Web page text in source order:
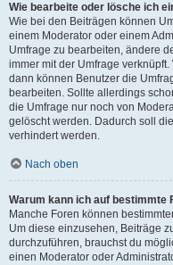
Wie bearbeite oder lösche ich
Wie bei den Beiträgen können
einem Moderator oder einem
Umfrage zu bearbeiten, ändere
immer mit der Umfrage
dann können Benutzer die
bearbeiten. Sollte allerdings
die Umfrage nur noch von
gelöscht werden. Dadurch soll
verhindert werden.
Nach oben
Warum kann ich auf bestimmte
Manche Foren können
Um diese einzusehen, Beiträge
durchzuführen, brauchst du
einen Moderator oder